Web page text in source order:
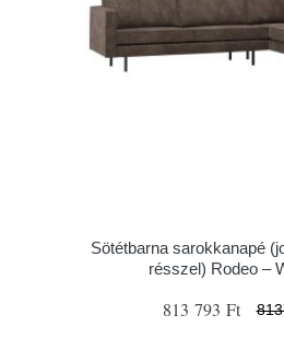
Sötétbarna sarokkanapé
résszel) Rodeo –
813 793 Ft